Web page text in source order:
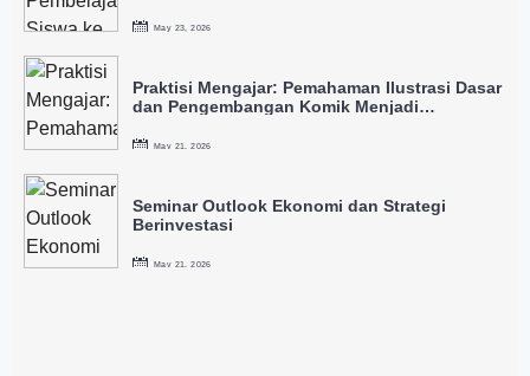
May 23, 2026
Praktisi Mengajar: Pemahaman Ilustrasi Dasar
dan Pengembangan Komik Menjadi
May 21, 2026
Seminar Outlook Ekonomi dan Strategi
Berinvestasi
May 21, 2026